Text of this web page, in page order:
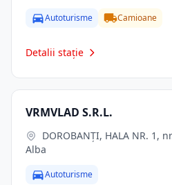
Autoturisme Camioane
Detalii stație
VRMVLAD S.R.L.
Alba
Autoturisme